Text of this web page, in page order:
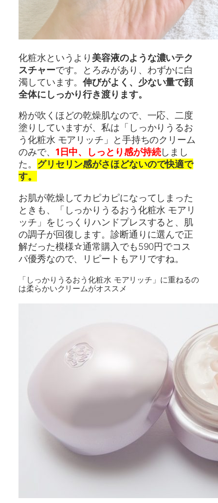
化粧水というより 美容液のような濃いテク
スチャーです。とろみがあり、わずかに白
濁しています。伸びがよく、少ない量で顔
全体にしっかり行き渡ります。
粉が吹くほどの乾燥肌なので、一応、二度
塗りしていますが、私は「しっかりうるお
う化粧水 モアリッチ」と手持ちのクリーム
のみで、 1日中、しっとり感が持続しまし
た。 グリセリン感がさほどないので快適で
す。
お肌が乾燥してカピカピになってしまった
ときも、「しっかりうるおう化粧水 モアリ
ッチ」をじっくりハンドプレスすると、肌
の調子が回復します。診断通りに選んで正
解だった模様☆通常購入でも590円でコス
パ優秀なので、リピートもアリですね。
「しっかりうるおう化粧水 モアリッチ」に重ねるの
は柔らかいクリームがオススメ